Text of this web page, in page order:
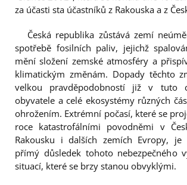
za účasti sta účastníků z Rakouska a z
Česká republika zůstává zemí
spotřebě fosilních paliv, jejichž
mění složení zemské atmosféry a
klimatickým změnám. Dopady těchto
velkou pravděpodobností již v tuto
obyvatele a celé ekosystémy různých
ohrožením. Extrémní počasí, které se
roce katastrofálními povodněmi v
Rakousku i dalších zemích Evropy, je
přímý důsledek tohoto nebezpečného
situací, které se brzy stanou obvyklými.